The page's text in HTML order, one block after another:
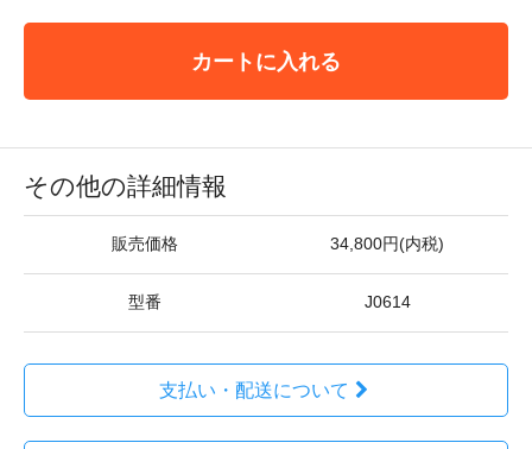
カートに入れる
その他の詳細情報
販売価格 34,800円(内税)
型番 J0614
支払い・配送について